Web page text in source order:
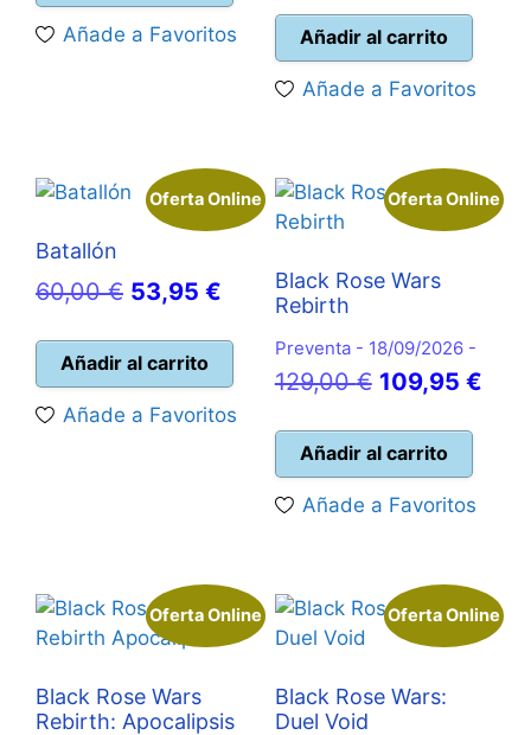
25,00 €.
es:
21,95 €.
Añade a Favoritos
era:
17,99 €.
actual
es:
16,20 €.
Añadir al carrito
Añade a Favoritos
Oferta Online
Batallón
60,00€ El
original
era:
60,00 €.
53,95 €
actual
es:
53,95 €.
Añadir al carrito
Añade a Favoritos
Oferta Online
Black Rose Wars
Rebirth
Preventa - 18/09/2026 -
129,00€ El
original
era:
129,00 €.
109,95 €El
Añadir al carrito
Añade a Favoritos
Oferta Online
Black Rose Wars
Rebirth: Apocalipsis
Oferta Online
Black Rose Wars:
Duel Void